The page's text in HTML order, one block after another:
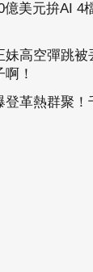
億美元拚AI 4
妹高空彈跳被
！
登革熱群聚！